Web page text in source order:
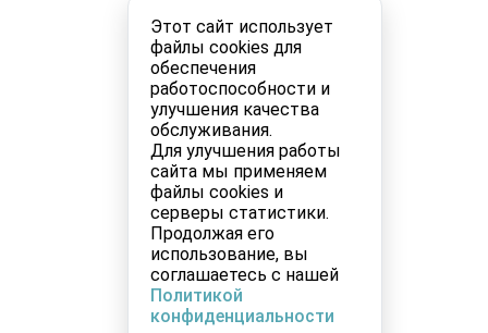
Этот сайт использует
файлы cookies для
обеспечения
работоспособности и
улучшения качества
обслуживания.
Для улучшения работы
сайта мы применяем
файлы cookies и
серверы статистики.
Продолжая его
использование, вы
соглашаетесь с нашей
Политикой
конфиденциальности